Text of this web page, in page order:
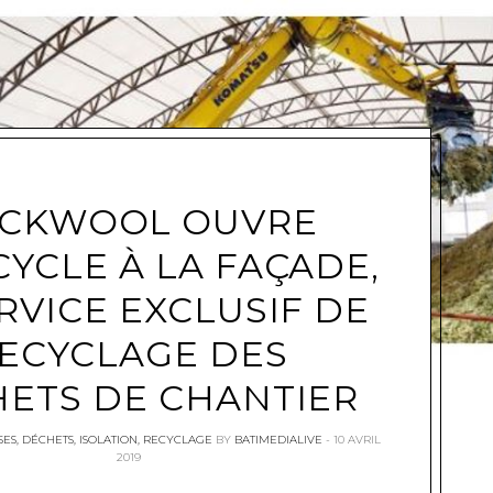
OUVRE
À LA FAÇADE,
EXCLUSIF DE
DES
DE CHANTIER
, DÉCHETS, ISOLATION RECYCLAGE BY BATIMEDIALIVE
10 AVRIL
2019